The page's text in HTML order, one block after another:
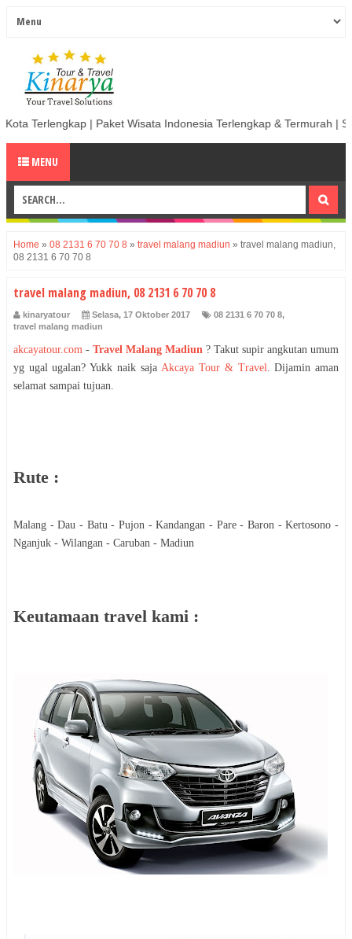
Wisata Indonesia Terlengkap & Termurah | Sewa Mobil
MENU
Home » 08 2131 6 70 70 8 » travel malang madiun » travel malang madiun,
08 2131 6 70 70 8
travel malang madiun, 08 2131 6 70 70 8
kinaryatour Selasa, 17 Oktober 2017 08 2131 6 70 70 8,
travel malang madiun
akcayatour.com - Travel Malang Madiun ? Takut supir angkutan umum
yg ugal ugalan? Yukk naik saja Akcaya Tour & Travel . Dijamin aman
selamat sampai tujuan.
Rute :
Malang - Dau - Batu - Pujon - Kandangan - Pare - Baron - Kertosono -
Nganjuk - Wilangan - Caruban - Madiun
Keutamaan travel kami :